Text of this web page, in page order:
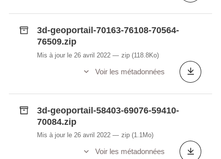
3d-geoportail-70163-76108-70564-
76509.zip
Mis à jour le 26 avril 2022 zip (118.8Ko)
Voir les métadonnées
3d-geoportail-58403-69076-59410-
70084.zip
Mis à jour le 26 avril 2022 zip (1.1Mo)
Voir les métadonnées